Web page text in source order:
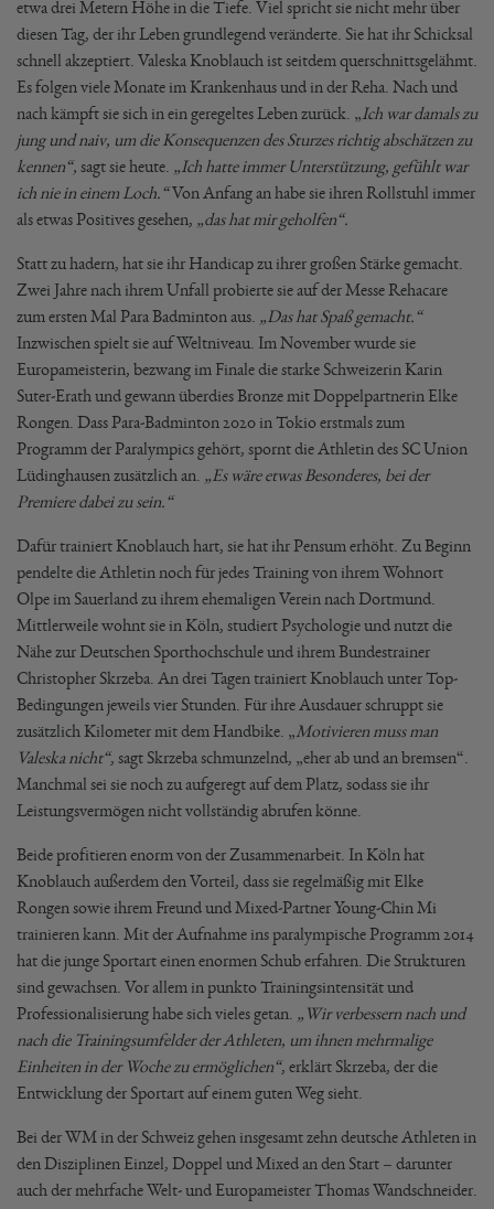
etwa drei Metern Höhe in die Tiefe. Viel spricht sie nicht mehr über
diesen Tag, der ihr Leben grundlegend veränderte. Sie hat ihr Schicksal
schnell akzeptiert. Valeska Knoblauch ist seitdem querschnittsgelähmt.
Es folgen viele Monate im Krankenhaus und in der Reha. Nach und
nach kämpft sie sich in ein geregeltes Leben zurück. „Ich war damals zu
jung und naiv, um die Konsequenzen des Sturzes richtig abschätzen zu
kennen“, sagt sie heute. „Ich hatte immer Unterstützung, gefühlt war
ich nie in einem Loch.“Von Anfang an habe sie ihren Rollstuhl immer
als etwas Positives gesehen, „das hat mir geholfen“.
Statt zu hadern, hat sie ihr Handicap zu ihrer großen Stärke gemacht.
Zwei Jahre nach ihrem Unfall probierte sie auf der Messe Rehacare
zum ersten Mal Para Badminton aus. „Das hat Spaß gemacht.“
Inzwischen spielt sie auf Weltniveau. Im November wurde sie
Europameisterin, bezwang im Finale die starke Schweizerin Karin
Suter-Erath und gewann überdies Bronze mit Doppelpartnerin Elke
Rongen. Dass Para-Badminton 2020 in Tokio erstmals zum
Programm der Paralympics gehört, spornt die Athletin des SC Union
Lüdinghausen zusätzlich an. „Es wäre etwas Besonderes, bei der
Premiere dabei zu sein.“
Dafür trainiert Knoblauch hart, sie hat ihr Pensum erhöht. Zu Beginn
pendelte die Athletin noch für jedes Training von ihrem Wohnort
Olpe im Sauerland zu ihrem ehemaligen Verein nach Dortmund.
Mittlerweile wohnt sie in Köln, studiert Psychologie und nutzt die
Nähe zur Deutschen Sporthochschule und ihrem Bundestrainer
Christopher Skrzeba. An drei Tagen trainiert Knoblauch unter Top-
Bedingungen jeweils vier Stunden. Für ihre Ausdauer schruppt sie
zusätzlich Kilometer mit dem Handbike. „Motivieren muss man
Valeska nicht“, sagt Skrzeba schmunzelnd, „eher ab und an bremsen“.
Manchmal sei sie noch zu aufgeregt auf dem Platz, sodass sie ihr
Leistungsvermögen nicht vollständig abrufen könne.
Beide profitieren enorm von der Zusammenarbeit. In Köln hat
Knoblauch außerdem den Vorteil, dass sie regelmäßig mit Elke
Rongen sowie ihrem Freund und Mixed-Partner Young-Chin Mi
trainieren kann. Mit der Aufnahme ins paralympische Programm 2014
hat die junge Sportart einen enormen Schub erfahren. Die Strukturen
sind gewachsen. Vor allem in punkto Trainingsintensität und
Professionalisierung habe sich vieles getan. „Wir verbessern nach und
nach die Trainingsumfelder der Athleten, um ihnen mehrmalige
Einheiten in der Woche zu ermöglichen“, erklärt Skrzeba, der die
Entwicklung der Sportart auf einem guten Weg sieht.
Bei der WM in der Schweiz gehen insgesamt zehn deutsche Athleten in
den Disziplinen Einzel, Doppel und Mixed an den Start – darunter
auch der mehrfache Welt- und Europameister Thomas Wandschneider.